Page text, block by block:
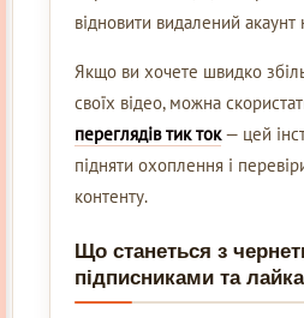
відновити видалений
Якщо ви хочете швидко
своїх відео, можна
переглядів тик ток— цей
підняти охоплення і
контенту.
Що станеться з
підписниками та